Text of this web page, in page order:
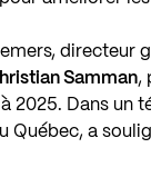
directeur
Samman,
2025. Dans un
a